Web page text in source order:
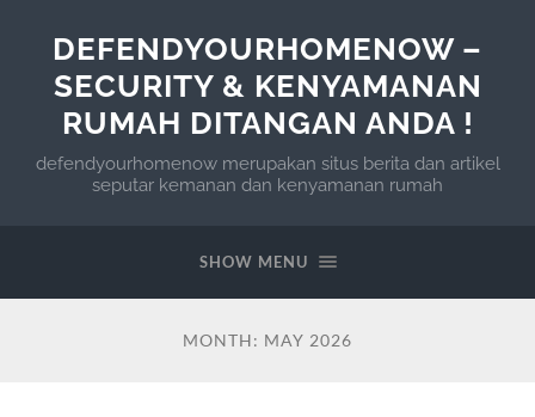
DEFENDYOURHOMENOW –
SECURITY & KENYAMANAN
RUMAH DITANGAN ANDA !
defendyourhomenow merupakan situs berita dan artikel
seputar kemanan dan kenyamanan rumah
SHOW MENU
MONTH: MAY 2026